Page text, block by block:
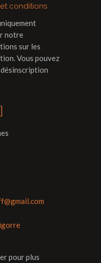
conditions
notre
sur les
Vous pouvez
pour plus